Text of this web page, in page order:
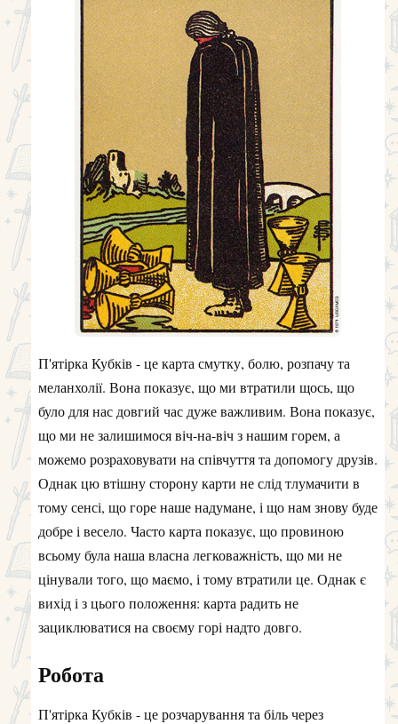
П'ятірка Кубків - це карта смутку, болю, розпачу та
меланхолії. Вона показує, що ми втратили щось, що
було для нас довгий час дуже важливим. Вона показує,
що ми не залишимося віч-на-віч з нашим горем, а
можемо розраховувати на співчуття та допомогу друзів.
Однак цю втішну сторону карти не слід тлумачити в
тому сенсі, що горе наше надумане, і що нам знову буде
добре і весело. Часто карта показує, що провиною
всьому була наша власна легковажність, що ми не
цінували того, що маємо, і тому втратили це. Однак є
вихід і з цього положення: карта радить не
зациклюватися на своєму горі надто довго.
Робота
П'ятірка Кубків - це розчарування та біль через